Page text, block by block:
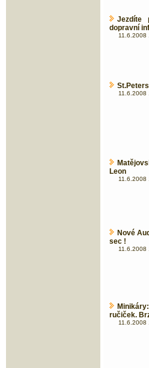
Jezdíte
dopravní
11.6.2008
11.6.2008
Leon
11.6.2008
Nové
sec !
11.6.2008
ručiček.
11.6.2008